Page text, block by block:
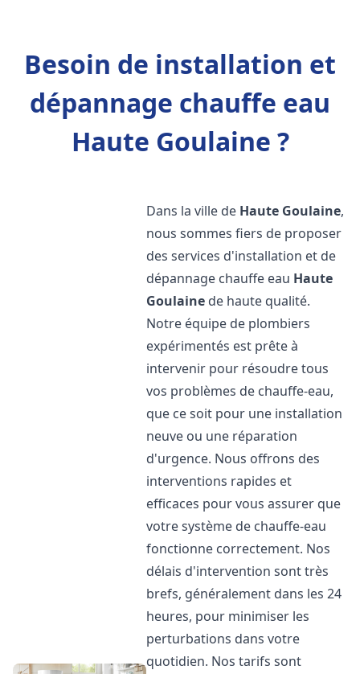
Besoin de installation et
dépannage chauffe eau
Haute Goulaine ?
Dans la ville de Haute Goulaine,
nous sommes fiers de proposer
des services d'installation et de
dépannage chauffe eau Haute
Goulaine de haute qualité.
Notre équipe de plombiers
expérimentés est prête à
intervenir pour résoudre tous
vos problèmes de chauffe-eau,
que ce soit pour une installation
neuve ou une réparation
d'urgence. Nous offrons des
interventions rapides et
efficaces pour vous assurer que
votre système de chauffe-eau
fonctionne correctement. Nos
délais d'intervention sont très
brefs, généralement dans les 24
heures, pour minimiser les
perturbations dans votre
quotidien. Nos tarifs sont